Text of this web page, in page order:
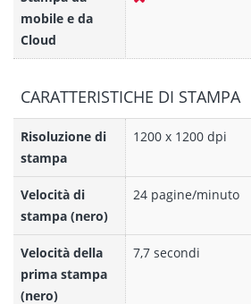
mobile e da
Cloud
CARATTERISTICHE DI STAMPA
Risoluzione di
stampa
1200 x 1200 dpi
Velocità di
stampa (nero)
24 pagine/minuto
Velocità della
prima stampa
(nero)
7,7 secondi